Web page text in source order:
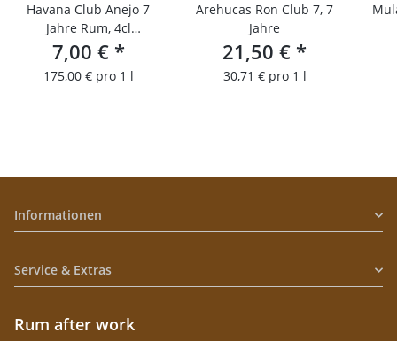
Havana Club Anejo 7
Jahre Rum, 4cl
Probierfläschchen
7,00 € *
175,00 € pro 1 l
Arehucas Ron Club 7, 7
Jahre
21,50 € *
30,71 € pro 1 l
Informationen
Service & Extras
Rum after work